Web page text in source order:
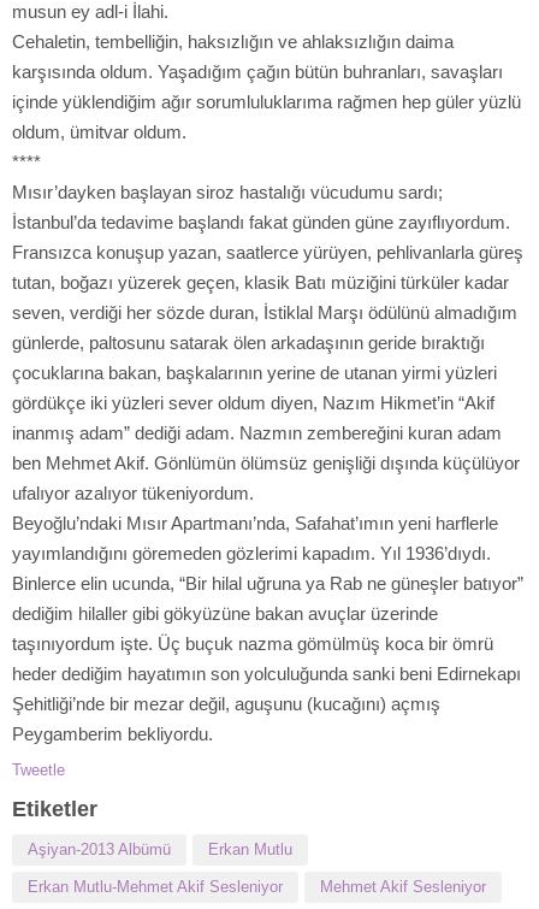
musun ey adl-i İlahi.
Cehaletin, tembelliğin, haksızlığın ve ahlaksızlığın daima
karşısında oldum. Yaşadığım çağın bütün buhranları, savaşları
içinde yüklendiğim ağır sorumluluklarıma rağmen hep güler yüzlü
oldum, ümitvar oldum.
****
Mısır’dayken başlayan siroz hastalığı vücudumu sardı;
İstanbul’da tedavime başlandı fakat günden güne zayıflıyordum.
Fransızca konuşup yazan, saatlerce yürüyen, pehlivanlarla güreş
tutan, boğazı yüzerek geçen, klasik Batı müziğini türküler kadar
seven, verdiği her sözde duran, İstiklal Marşı ödülünü almadığım
günlerde, paltosunu satarak ölen arkadaşının geride bıraktığı
çocuklarına bakan, başkalarının yerine de utanan yirmi yüzleri
gördükçe iki yüzleri sever oldum diyen, Nazım Hikmet’in “Akif
inanmış adam” dediği adam. Nazmın zembereğini kuran adam
ben Mehmet Akif. Gönlümün ölümsüz genişliği dışında küçülüyor
ufalıyor azalıyor tükeniyordum.
Beyoğlu’ndaki Mısır Apartmanı’nda, Safahat’ımın yeni harflerle
yayımlandığını göremeden gözlerimi kapadım. Yıl 1936’dıydı.
Binlerce elin ucunda, “Bir hilal uğruna ya Rab ne güneşler batıyor”
dediğim hilaller gibi gökyüzüne bakan avuçlar üzerinde
taşınıyordum işte. Üç buçuk nazma gömülmüş koca bir ömrü
heder dediğim hayatımın son yolculuğunda sanki beni Edirnekapı
Şehitliği’nde bir mezar değil, aguşunu (kucağını) açmış
Peygamberim bekliyordu.
Tweetle
Etiketler
Aşiyan-2013 Albümü Erkan Mutlu
Erkan Mutlu-Mehmet Akif Sesleniyor Mehmet Akif Sesleniyor